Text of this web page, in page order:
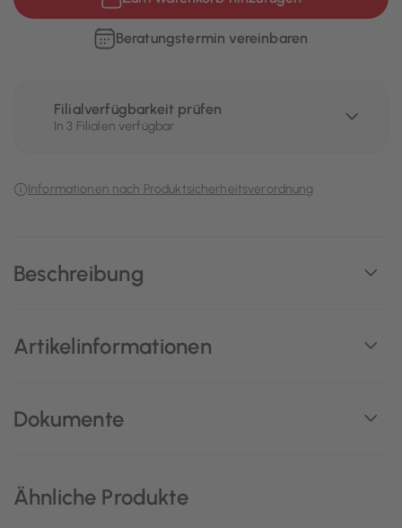
Beschreibung
Artikelinformationen
Dokumente
Beratungstermin vereinbaren
Filialverfügbarkeit prüfen
In 3 Filialen verfügbar
Informationen nach Produktsicherheitsverordnung